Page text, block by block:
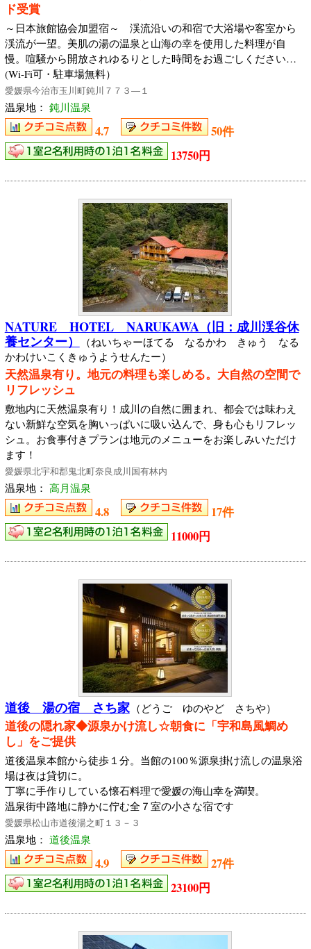
ド受賞
～日本旅館協会加盟宿～ 渓流沿いの和宿で大浴場や客室から
渓流が一望。美肌の湯の温泉と山海の幸を使用した料理が自
慢。喧騒から開放されゆるりとした時間をお過ごしください…
(Wi-Fi可・駐車場無料）
愛媛県今治市玉川町鈍川７７３―１
温泉地： 鈍川温泉
4.7
50件
13750円
NATURE HOTEL NARUKAWA（旧：成川渓谷休
養センター）
（ねいちゃーほてる なるかわ きゅう なる
かわけいこくきゅうようせんたー）
天然温泉有り。地元の料理も楽しめる。大自然の空間で
リフレッシュ
敷地内に天然温泉有り！成川の自然に囲まれ、都会では味わえ
ない新鮮な空気を胸いっぱいに吸い込んで、身も心もリフレッ
シュ。お食事付きプランは地元のメニューをお楽しみいただけ
ます！
愛媛県北宇和郡鬼北町奈良成川国有林内
温泉地： 高月温泉
4.8
17件
11000円
道後 湯の宿 さち家 （どうご ゆのやど さちや）
道後の隠れ家◆源泉かけ流し☆朝食に「宇和島風鯛め
し」をご提供
道後温泉本館から徒歩１分。当館の100％源泉掛け流しの温泉浴
場は夜は貸切に。
丁寧に手作りしている懐石料理で愛媛の海山幸を満喫。
温泉街中路地に静かに佇む全７室の小さな宿です
愛媛県松山市道後湯之町１３－３
温泉地： 道後温泉
4.9
27件
23100円